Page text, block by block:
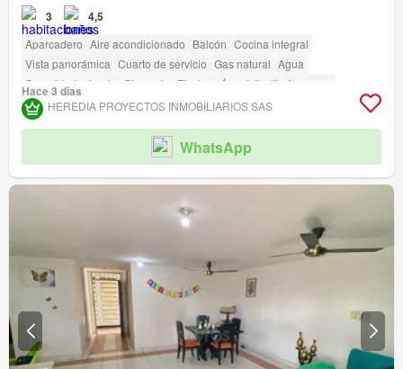
3 4,5
Aparcadero Aire acondicionado Balcón Cocina integral
Vista panorámica Cuarto de servicio Gas natural Agua
Seguridad privada
Gimnasio Piscina Área infantil
Ascensor
Acceso para personas con discapacidad
Hace 3 días
HEREDIA PROYECTOS INMOBILIARIOS SAS
WhatsApp